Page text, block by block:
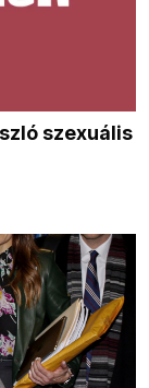
szexuális